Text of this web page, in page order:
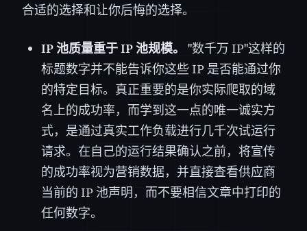
合适的选择和让你后悔的选择。
IP 池质量重于 IP 池规模。 "数千万 IP"这样的
标题数字并不能告诉你这些 IP 是否能通过你
的特定目标。真正重要的是你实际爬取的域
名上的成功率，而学到这一点的唯一诚实方
式，是通过真实工作负载进行几千次试运行
请求。在自己的运行结果确认之前，将宣传
的成功率视为营销数据，并直接查看供应商
当前的 IP 池声明，而不要相信文章中打印的
任何数字。